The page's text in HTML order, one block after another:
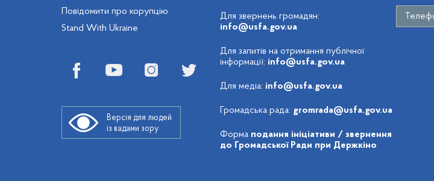
Повідомити про корупцію
Stand With Ukraine
Версія для людей
із вадами зору
Для звернень громадян:
info@usfa.gov.ua
Для запитів на отримання публічної
інформації: info@usfa.gov.ua
Для медіа: info@usfa.gov.ua
Громадська рада: gromrada@usfa.gov.ua
Форма подання ініціативи / звернення
до Громадської Ради при Держкіно